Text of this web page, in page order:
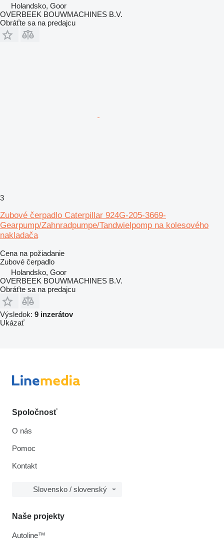
Holandsko, Goor
OVERBEEK BOUWMACHINES B.V.
Obráťte sa na predajcu
3
Zubové čerpadlo Caterpillar 924G-205-3669-
Gearpump/Zahnradpumpe/Tandwielpomp na kolesového
nakladača
Cena na požiadanie
Zubové čerpadlo
Holandsko, Goor
OVERBEEK BOUWMACHINES B.V.
Obráťte sa na predajcu
Výsledok: 9 inzerátov
Ukázať
Spoločnosť
O nás
Pomoc
Kontakt
Slovensko / slovenský
Naše projekty
Autoline™